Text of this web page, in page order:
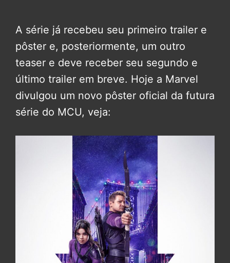
A série já recebeu seu primeiro trailer e
pôster e, posteriormente, um outro
teaser e deve receber seu segundo e
último trailer em breve. Hoje a Marvel
divulgou um novo pôster oficial da futura
série do MCU, veja: